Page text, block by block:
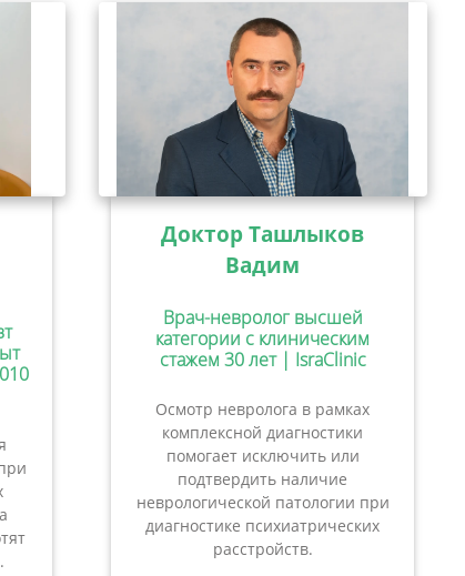
Доктор Ташлыков
Вадим
Врач-невролог высшей
категории с клиническим
стажем 30 лет | IsraClinic
Осмотр невролога в рамках
комплексной диагностики
помогает исключить или
подтвердить наличие
неврологической патологии при
диагностике психиатрических
расстройств.